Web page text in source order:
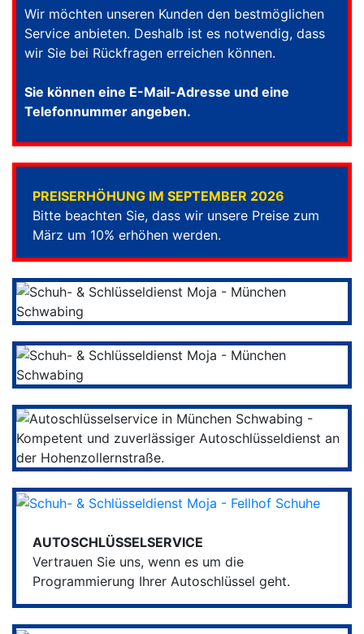
Wir möchten unseren Kunden den bestmöglichen
Service anbieten. Deshalb ist es notwendig, dass
wir Sie bei Rückfragen erreichen können.
Sie können eine E-Mail-Adresse und eine
Telefonnummer angeben.
PREISERHÖHUNG IM SEPTEMBER 2026
Bitte beachten Sie, dass wir unsere Preise zum
März um 10% erhöhen werden.
AUTOSCHLÜSSELSERVICE
Vertrauen Sie uns, wenn es um die
Programmierung Ihrer Autoschlüssel geht.